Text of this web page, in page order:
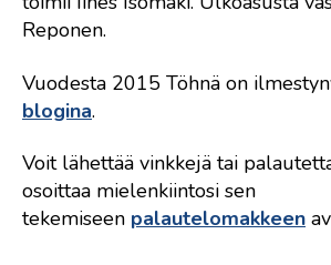
Reponen.
Vuodesta 2015 Töhnä on
blogina.
Voit lähettää vinkkejä tai
osoittaa mielenkiintosi sen
tekemiseen palautelomakkeen